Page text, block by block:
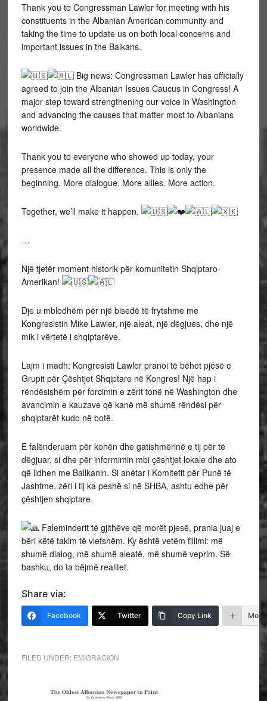
Thank you to Congressman Lawler for meeting with his
constituents in the Albanian American community and
taking the time to update us on both local concerns and
important issues in the Balkans.
Big news: Congressman Lawler has officially
agreed to join the Albanian Issues Caucus in Congress! A
major step toward strengthening our voice in Washington
and advancing the causes that matter most to Albanians
worldwide.
Thank you to everyone who showed up today, your
presence made all the difference. This is only the
beginning. More dialogue. More allies. More action.
Together, we’ll make it happen.
…
Një tjetër moment historik për komunitetin Shqiptaro-
Amerikan!
Dje u mblodhëm për një bisedë të frytshme me
Kongresistin Mike Lawler, një aleat, një dëgjues, dhe një
mik i vërtetë i shqiptarëve.
Lajm i madh: Kongresisti Lawler pranoi të bëhet pjesë e
Grupit për Çështjet Shqiptare në Kongres! Një hap i
rëndësishëm për forcimin e zërit tonë në Washington dhe
avancimin e kauzave që kanë më shumë rëndësi për
shqiptarët kudo në botë.
E falënderuam për kohën dhe gatishmërinë e tij për të
dëgjuar, si dhe për informimin mbi çështjet lokale dhe ato
që lidhen me Ballkanin. Si anëtar i Komitetit për Punë të
Jashtme, zëri i tij ka peshë si në SHBA, ashtu edhe për
çështjen shqiptare.
Faleminderit të gjithëve që morët pjesë, prania juaj e
bëri këtë takim të vlefshëm. Ky është vetëm fillimi: më
shumë dialog, më shumë aleatë, më shumë veprim. Së
bashku, do ta bëjmë realitet.
Share via:
Facebook Twitter Copy Link More
FILED UNDER: EMIGRACION